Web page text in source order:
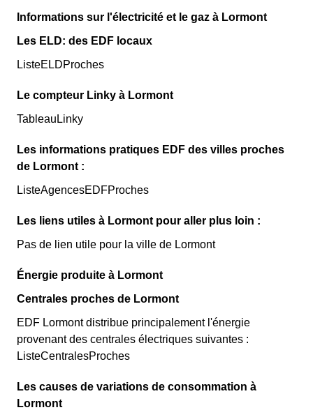
Informations sur l'électricité et le gaz à Lormont
Les ELD: des EDF locaux
ListeELDProches
Le compteur Linky à Lormont
TableauLinky
Les informations pratiques EDF des villes proches
de Lormont :
ListeAgencesEDFProches
Les liens utiles à Lormont pour aller plus loin :
Pas de lien utile pour la ville de Lormont
Énergie produite à Lormont
Centrales proches de Lormont
EDF Lormont distribue principalement l'énergie
provenant des centrales électriques suivantes :
ListeCentralesProches
Les causes de variations de consommation à
Lormont